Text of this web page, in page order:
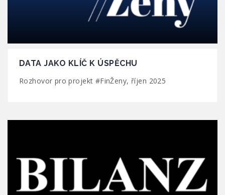
DATA JAKO KLÍČ K ÚSPĚCHU
Rozhovor pro projekt #FinŽeny, říjen 2025